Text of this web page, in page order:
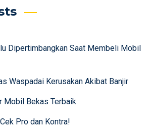
Dipertimbangkan Saat Membeli Mobil
Waspadai Kerusakan Akibat Banjir
Mobil Bekas Terbaik
Pro dan Kontra!